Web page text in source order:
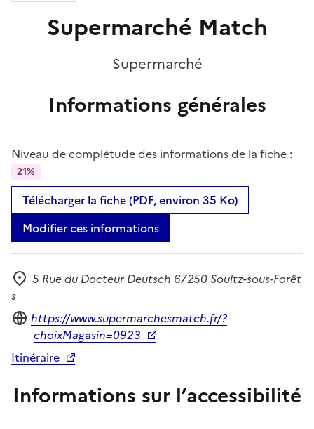
Supermarché Match
Supermarché
Informations générales
Niveau de complétude des informations de la fiche :
21%
Télécharger la fiche (PDF, environ 35 Ko)
Modifier ces informations
Adresse
5 Rue du Docteur Deutsch 67250 Soultz-sous-Forêt
s
Site internet
https://www.supermarchesmatch.fr/?
choixMagasin=0923
Itinéraire
Informations sur l’accessibilité